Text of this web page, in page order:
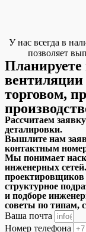
У нас всегда в
позволяет
вентиляции
торговом,
Рассчитаем
деталировки.
Вышлите нам
контактным
Мы понимает
инженерных
проектировщиков
структурное
и подборе
советы по типам,
Ваша почта
Номер телефона